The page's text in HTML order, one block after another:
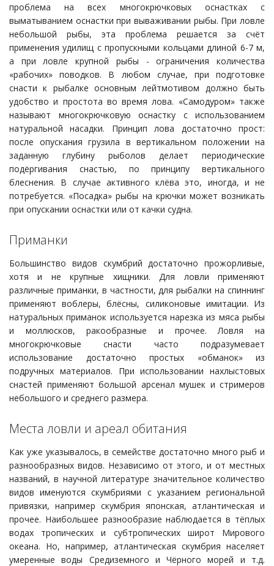
проблема на всех многокрючковых оснастках с
выматыванием оснастки при вываживании рыбы. При ловле
небольшой рыбы, эта проблема решается за счёт
применения удилищ с пропускными кольцами длиной 6-7 м,
а при ловле крупной рыбы - ограничения количества
«рабочих» поводков. В любом случае, при подготовке
снасти к рыбалке основным лейтмотивом должно быть
удобство и простота во время лова. «Самодуром» также
называют многокрючковую оснастку с использованием
натуральной насадки. Принцип лова достаточно прост:
после опускания грузила в вертикальном положении на
заданную глубину рыболов делает периодические
подёргивания снастью, по принципу вертикального
блеснения. В случае активного клёва это, иногда, и не
потребуется. «Посадка» рыбы на крючки может возникать
при опускании оснастки или от качки судна.
Приманки
Большинство видов скумбрий достаточно прожорливые,
хотя и не крупные хищники. Для ловли применяют
различные приманки, в частности, для рыбалки на спиннинг
применяют воблеры, блёсны, силиконовые имитации. Из
натуральных приманок используется нарезка из мяса рыбы
и моллюсков, ракообразные и прочее. Ловля на
многокрючковые снасти часто подразумевает
использование достаточно простых «обманок» из
подручных материалов. При использовании нахлыстовых
снастей применяют большой арсенал мушек и стримеров
небольшого и среднего размера.
Места ловли и ареал обитания
Как уже указывалось, в семействе достаточно много рыб и
разнообразных видов. Независимо от этого, и от местных
названий, в научной литературе значительное количество
видов именуются скумбриями с указанием региональной
привязки, например скумбрия японская, атлантическая и
прочее. Наибольшее разнообразие наблюдается в тёплых
водах тропических и субтропических широт Мирового
океана. Но, например, атлантическая скумбрия населяет
умеренные воды Средиземного и Чёрного морей и т.д.